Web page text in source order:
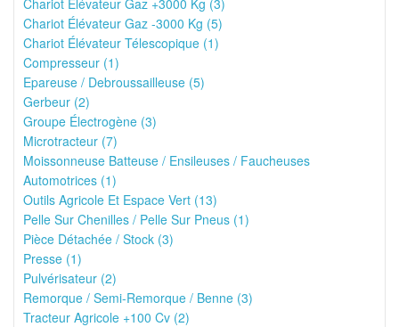
Chariot Élévateur Gaz +3000 Kg (3)
Chariot Élévateur Gaz -3000 Kg (5)
Chariot Élévateur Télescopique (1)
Compresseur (1)
Epareuse / Debroussailleuse (5)
Gerbeur (2)
Groupe Électrogène (3)
Microtracteur (7)
Moissonneuse Batteuse / Ensileuses / Faucheuses
Automotrices (1)
Outils Agricole Et Espace Vert (13)
Pelle Sur Chenilles / Pelle Sur Pneus (1)
Pièce Détachée / Stock (3)
Presse (1)
Pulvérisateur (2)
Remorque / Semi-Remorque / Benne (3)
Tracteur Agricole +100 Cv (2)